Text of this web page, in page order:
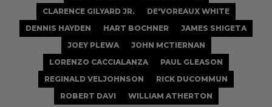
CLARENCE GILYARD JR.
DE'VOREAUX WHITE
DENNIS HAYDEN
HART BOCHNER
JAMES SHIGETA
JOEY PLEWA
JOHN MCTIERNAN
LORENZO CACCIALANZA
PAUL GLEASON
REGINALD VELJOHNSON
RICK DUCOMMUN
ROBERT DAVI
WILLIAM ATHERTON